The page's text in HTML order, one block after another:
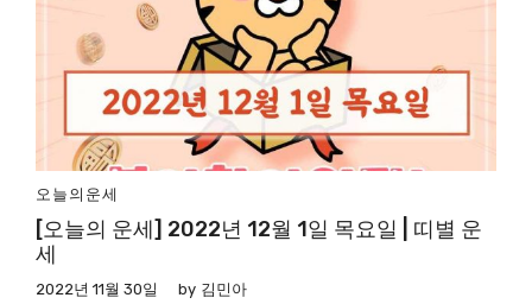
오늘의운세
[오늘의 운세] 2022년 12월 1일 목요일 | 띠별 운
세
2022년 11월 30일 by 김민아